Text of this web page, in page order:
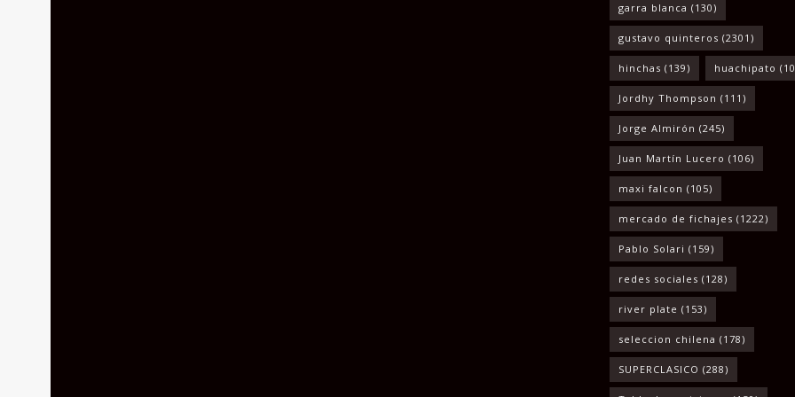
garra blanca (130)
gustavo quinteros (2301)
hinchas (139) huachipato
Jordhy Thompson (111)
Jorge Almirón (245)
Juan Martín Lucero (106)
maxi falcon (105)
mercado de fichajes (1222)
Pablo Solari (159)
redes sociales (128)
river plate (153)
seleccion chilena (178)
SUPERCLASICO (288)